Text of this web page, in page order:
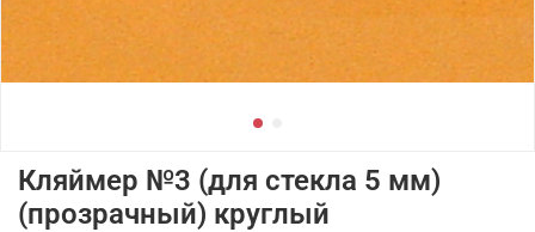
Кляймер №3 (для стекла 5 мм)
(прозрачный) круглый